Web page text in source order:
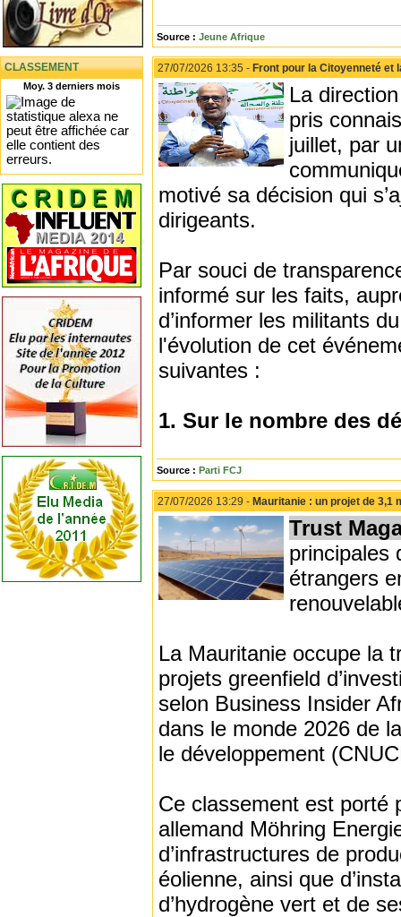
CLASSEMENT
Moy. 3 derniers mois
Source : Jeune Afrique
27/07/2026 13:35 - Front pour la Citoyenneté et
La
pris
juillet, par
motivé sa décision qui
dirigeants.
Par souci de
informé sur les faits,
d’informer les militants
l'évolution de cet
suivantes :
1. Sur le nombre des
Source : Parti FCJ
27/07/2026 13:29 - Mauritanie : un projet de
Trust
principales
étrangers
La Mauritanie occupe la
projets greenfield
selon Business Insider
dans le monde 2026 de
le développement
Ce classement est porté
allemand Möhring
d’infrastructures de
éolienne, ainsi que
d’hydrogène vert et de